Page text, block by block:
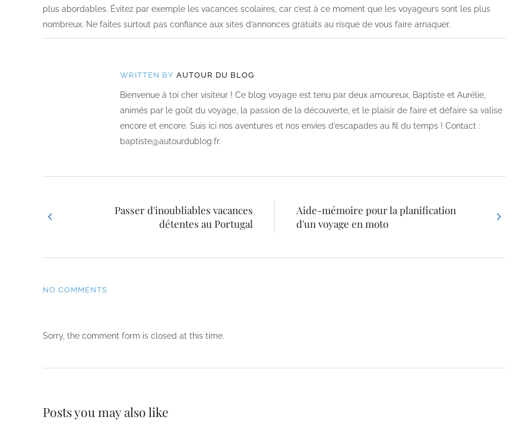
plus abordables. Évitez par exemple les vacances scolaires, car c’est à ce moment que les voyageurs sont les plus
nombreux. Ne faites surtout pas confiance aux sites d’annonces gratuits au risque de vous faire arnaquer.
WRITTEN BY AUTOUR DU BLOG
Bienvenue à toi cher visiteur ! Ce blog voyage est tenu par deux amoureux, Baptiste et Aurélie,
animés par le goût du voyage, la passion de la découverte, et le plaisir de faire et défaire sa valise
encore et encore. Suis ici nos aventures et nos envies d’escapades au fil du temps ! Contact :
baptiste@autourdublog.fr.
Passer d'inoubliables vacances
détentes au Portugal
Aide-mémoire pour la planification
d'un voyage en moto
NO COMMENTS
Sorry, the comment form is closed at this time.
Posts you may also like